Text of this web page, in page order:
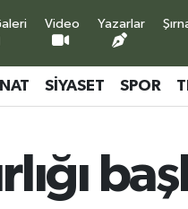
Video Yazarlar
SIYASET SPOR